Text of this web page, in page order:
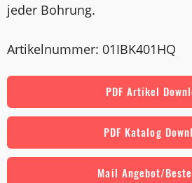
jeder Bohrung.
Artikelnummer: 01IBK401HQ
PDF Artikel
PDF Katalog
Mail Angebot/